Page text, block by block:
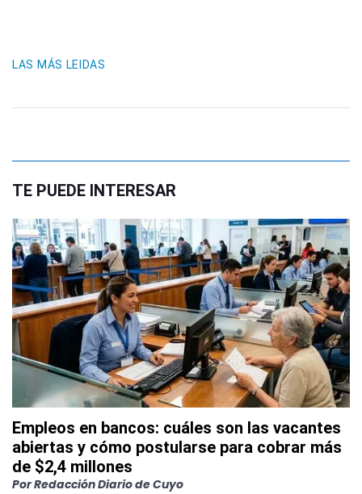
LAS MÁS LEIDAS
TE PUEDE INTERESAR
Empleos en bancos: cuáles son las vacantes
abiertas y cómo postularse para cobrar más
de $2,4 millones
PorRedacción Diario de Cuyo